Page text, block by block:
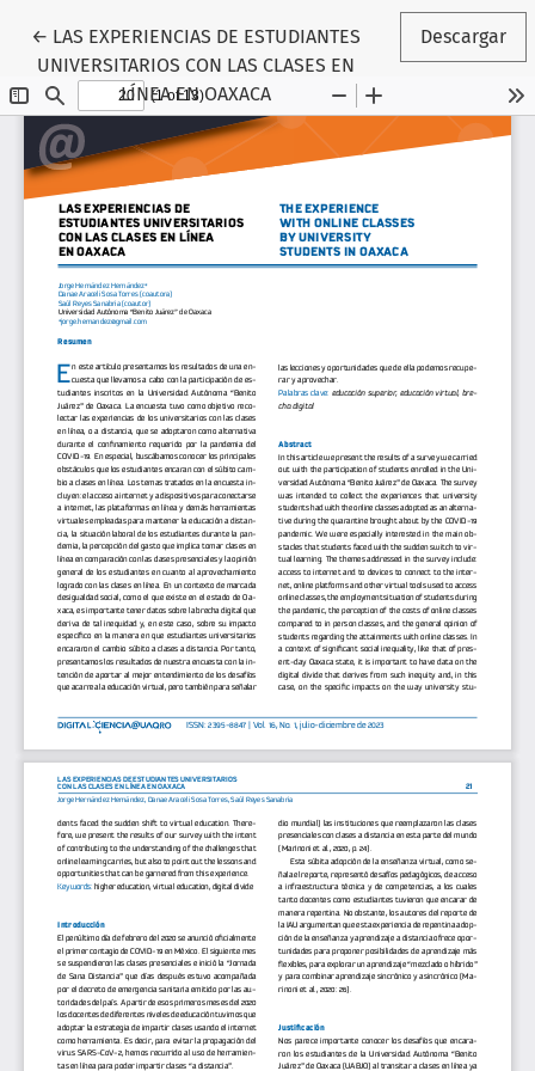
← Volver a los detalles del artículo
LAS EXPERIENCIAS DE ESTUDIANTES
UNIVERSITARIOS CON LAS CLASES EN
LÍNEA EN OAXACA
Descargar